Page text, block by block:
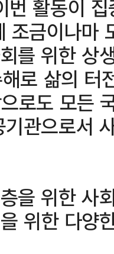
번 활동이
조금이나마
를 위한 상
로 삶의 터
로도 모든
관으로서
을 위한 사
위한 다양